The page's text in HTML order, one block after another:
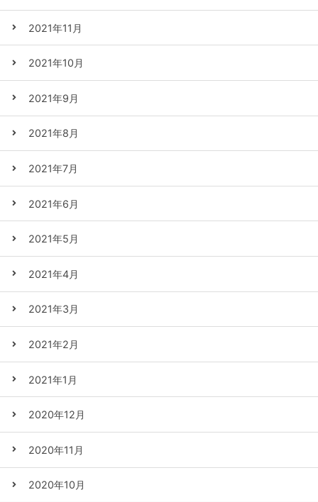
2021年11月
2021年10月
2021年9月
2021年8月
2021年7月
2021年6月
2021年5月
2021年4月
2021年3月
2021年2月
2021年1月
2020年12月
2020年11月
2020年10月